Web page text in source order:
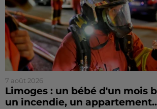
7 août 2026
Limoges : un bébé d'un mois
un incendie, un